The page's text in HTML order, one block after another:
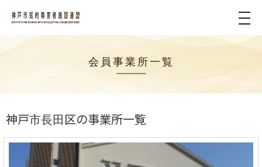
会員事業所一覧
神戸市長田区の事業所一覧